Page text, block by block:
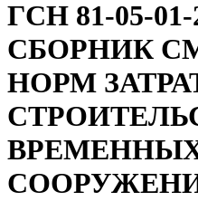
ГСН 81-05-01-
СБОРНИК
НОРМ